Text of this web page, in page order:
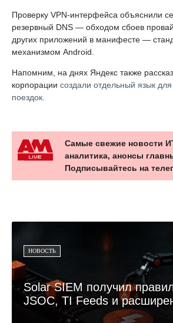
Проверку VPN-интерфейса объяснили
резервный DNS — обходом сбоев
других приложений в манифесте —
механизмом Android.
Напомним, на днях Яндекс также
корпорации создали отдельный язык
поездок.
Самые свежие новости
аналитика, анонсы
Подписывайтесь на
НОВОСТЬ
Solar SIEM получил
JSOC, TI Feeds и